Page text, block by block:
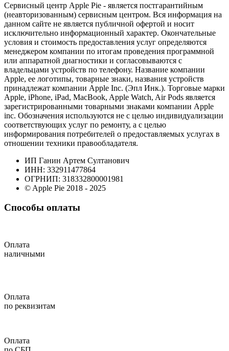
Сервисный центр Apple Pie - является постгарантийным
(неавторизованным) сервисным центром. Вся информация на
данном сайте не является публичной офертой и носит
исключительно информационный характер. Окончательные
условия и стоимость предоставления услуг определяются
менеджером компании по итогам проведения программной
или аппаратной диагностики и согласовываются с
владельцами устройств по телефону. Название компании
Apple, ее логотипы, товарные знаки, названия устройств
принадлежат компании Apple Inc. (Эпл Инк.). Торговые марки
Apple, iPhone, iPad, MacBook, Apple Watch, Air Pods является
зарегистрированными товарными знаками компании Apple
inc. Обозначения используются не с целью индивидуализации
соответствующих услуг по ремонту, а с целью
информирования потребителей о предоставляемых услугах в
отношении техники правообладателя.
ИП Ганин Артем Султанович
ИНН: 332911477864
ОГРНИП: 318332800001981
© Apple Pie 2018 - 2025
Способы оплаты
Оплата
наличными
Оплата
по реквизитам
Оплата